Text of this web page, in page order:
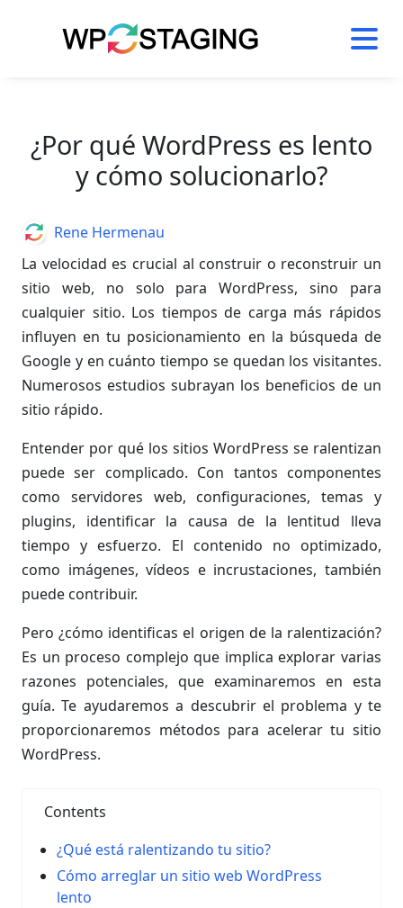
¿Por qué WordPress es lento
y cómo solucionarlo?
La velocidad es crucial al construir o reconstruir un
sitio web, no solo para WordPress, sino para
cualquier sitio. Los tiempos de carga más rápidos
influyen en tu posicionamiento en la búsqueda de
Google y en cuánto tiempo se quedan los visitantes.
Numerosos estudios subrayan los beneficios de un
sitio rápido.
Entender por qué los sitios WordPress se ralentizan
puede ser complicado. Con tantos componentes
como servidores web, configuraciones, temas y
plugins, identificar la causa de la lentitud lleva
tiempo y esfuerzo. El contenido no optimizado,
como imágenes, vídeos e incrustaciones, también
puede contribuir.
Pero ¿cómo identificas el origen de la ralentización?
Es un proceso complejo que implica explorar varias
razones potenciales, que examinaremos en esta
guía. Te ayudaremos a descubrir el problema y te
proporcionaremos métodos para acelerar tu sitio
WordPress.
Contents
¿Qué está ralentizando tu sitio?
Cómo arreglar un sitio web WordPress
lento
AuthorRene Hermenau